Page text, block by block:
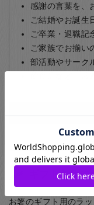
感謝の言葉を、
ご結婚やお誕生
ご卒業・退職記
ご家族でお揃い
部活動やサーク
ギフト包装
お箸のギフト用のラ